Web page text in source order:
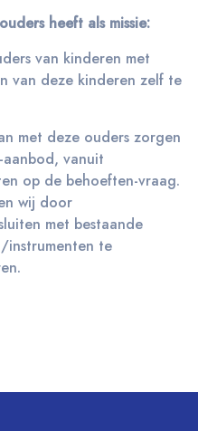
heeft als missie:
van kinderen met
van deze kinderen zelf te
met deze ouders zorgen
vanuit
op de behoeften-vraag.
wij door
met bestaande
instrumenten te